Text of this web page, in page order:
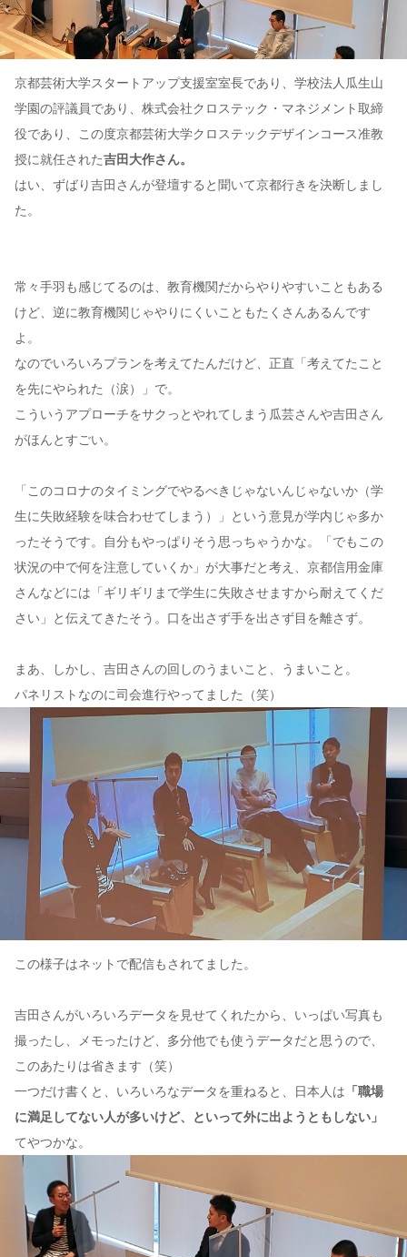
京都芸術大学スタートアップ支援室室長であり、学校法人瓜生山
学園の評議員であり、株式会社クロステック・マネジメント取締
役であり、この度京都芸術大学クロステックデザインコース准教
授に就任された吉田大作さん。
はい、ずばり吉田さんが登壇すると聞いて京都行きを決断しまし
た。
常々手羽も感じてるのは、教育機関だからやりやすいこともある
けど、逆に教育機関じゃやりにくいこともたくさんあるんです
よ。
なのでいろいろプランを考えてたんだけど、正直「考えてたこと
を先にやられた（涙）」で。
こういうアプローチをサクっとやれてしまう瓜芸さんや吉田さん
がほんとすごい。
「このコロナのタイミングでやるべきじゃないんじゃないか（学
生に失敗経験を味合わせてしまう）」という意見が学内じゃ多か
ったそうです。自分もやっぱりそう思っちゃうかな。「でもこの
状況の中で何を注意していくか」が大事だと考え、京都信用金庫
さんなどには「ギリギリまで学生に失敗させますから耐えてくだ
さい」と伝えてきたそう。口を出さず手を出さず目を離さず。
まあ、しかし、吉田さんの回しのうまいこと、うまいこと。
パネリストなのに司会進行やってました（笑）
この様子はネットで配信もされてました。
吉田さんがいろいろデータを見せてくれたから、いっぱい写真も
撮ったし、メモったけど、多分他でも使うデータだと思うので、
このあたりは省きます（笑）
一つだけ書くと、いろいろなデータを重ねると、日本人は 「職場
に満足してない人が多いけど、といって外に出ようともしない」
てやつかな。